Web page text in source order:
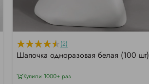
(2)
Шапочка одноразовая белая (100 шт)
Купили 1000+ раз